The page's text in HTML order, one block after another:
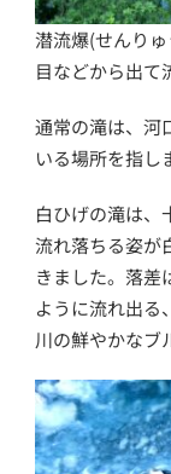
潜流爆(せんり
目などから出て
通常の滝は、河
いる場所を指し
白ひげの滝は、
流れ落ちる姿が
きました。落差
ように流れ出る
川の鮮やかなブ